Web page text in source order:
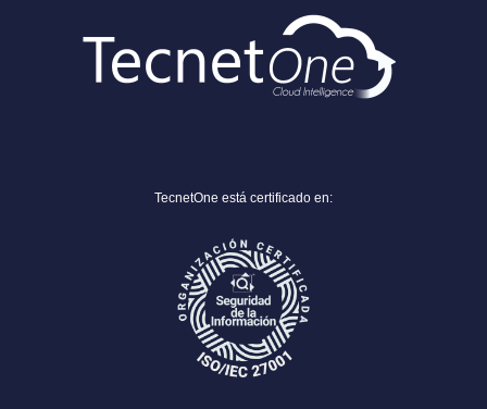
TecnetOne está certificado en: